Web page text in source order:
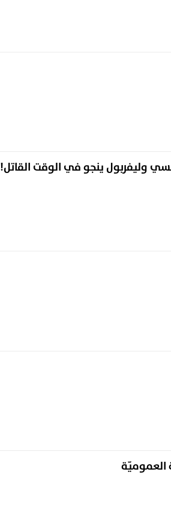
وليفربول ينجو في الوقت القاتل!
العموميّة